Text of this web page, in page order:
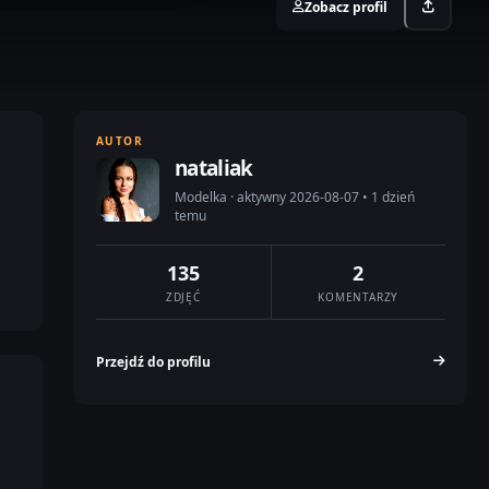
Zobacz profil
AUTOR
nataliak
Modelka · aktywny 2026-08-07 • 1 dzień
temu
135
ZDJĘĆ
2
KOMENTARZY
Przejdź do profilu